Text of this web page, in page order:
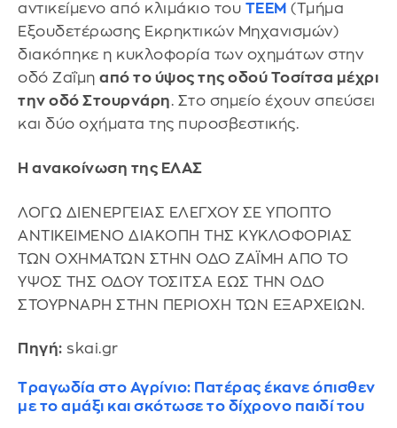
αντικείμενο από κλιμάκιο του ΤΕΕΜ (Τμήμα
Εξουδετέρωσης Εκρηκτικών Μηχανισμών)
διακόπηκε η κυκλοφορία των οχημάτων στην
οδό Ζαΐμη από το ύψος της οδού Τοσίτσα μέχρι
την οδό Στουρνάρη. Στο σημείο έχουν σπεύσει
και δύο οχήματα της πυροσβεστικής.
Η ανακοίνωση της ΕΛΑΣ
ΛΟΓΩ ΔΙΕΝΕΡΓΕΙΑΣ ΕΛΕΓΧΟΥ ΣΕ ΥΠΟΠΤΟ
ΑΝΤΙΚΕΙΜΕΝΟ ΔΙΑΚΟΠΗ ΤΗΣ ΚΥΚΛΟΦΟΡΙΑΣ
ΤΩΝ ΟΧΗΜΑΤΩΝ ΣΤΗΝ ΟΔΟ ΖΑΪΜΗ ΑΠΟ ΤΟ
ΥΨΟΣ ΤΗΣ ΟΔΟΥ ΤΟΣΙΤΣΑ ΕΩΣ ΤΗΝ ΟΔΟ
ΣΤΟΥΡΝΑΡΗ ΣΤΗΝ ΠΕΡΙΟΧΗ ΤΩΝ ΕΞΑΡΧΕΙΩΝ.
Πηγή: skai.gr
Tραγωδία στο Αγρίνιο: Πατέρας έκανε όπισθεν
με το αμάξι και σκότωσε το δίχρονο παιδί του